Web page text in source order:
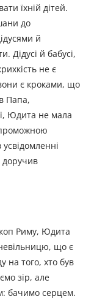
їхній дітей.
до
й
Дідусі й бабусі,
не є
є кроками, що
Папа,
Юдита не мала
доручив
Риму, Юдита
що є
на того, хто був
зір, але
бачимо серцем.